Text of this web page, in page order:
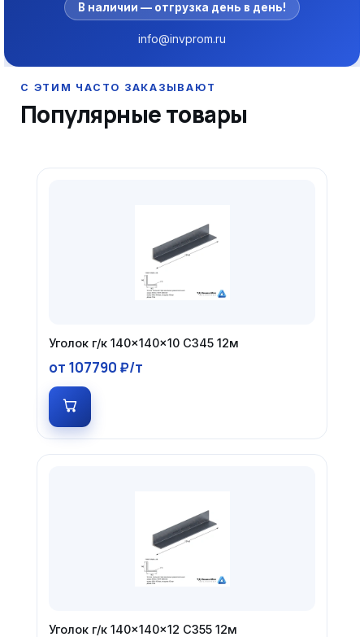
В наличии — отгрузка день в день!
info@invprom.ru
Популярные товары
Уголок г/к 140×140×10 С345 12м
от 107790 ₽/т
Уголок г/к 140×140×12 С355 12м